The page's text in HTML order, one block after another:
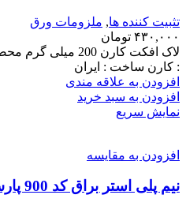
تثبیت کننده ها, ملزومات ورق
۴۳۰,۰۰۰ تومان
: کارن ساخت : ایران
افزودن به علاقه مندی
افزودن به سبد خرید
نمایش سریع
افزودن به مقایسه
نیم پلی استر براق کد 900 پارس اشن 1 کیلویی